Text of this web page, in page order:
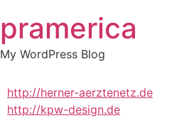
to
content
pramerica
My WordPress Blog
http://herner-aerztenetz.de
http://kpw-design.de